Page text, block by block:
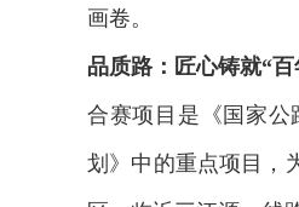
画卷。
品质路：匠心铸就“
合赛项目是《国家公
划》中的重点项目，